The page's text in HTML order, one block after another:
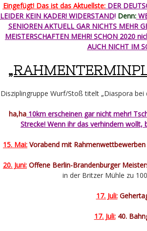
Eingefügt! Das ist das Aktuellste:DER
LEIDER KEIN KADER! WIDERSTAND! Denn:
SENIOREN AKTUELL GAR NICHTS MEHR
MEISTERSCHAFTEN MEHR! SCHON 2020
AUCH NICHT IM
Disziplingruppe Wurf/Stoß titelt „Diaspora
ha,ha 10km erscheinen gar nicht mehr!
Strecke! Wenn ihr das verhindern
15. Mai: Vorabend mit
20. Juni: Offene Berlin-Brandenburger
in der Britzer Mühle zu
17. Juli:
17. Juli:40.